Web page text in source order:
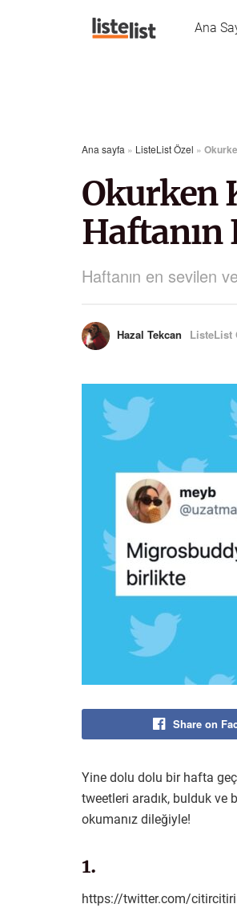
Ana
Ana sayfa » ListeList Özel »
Okurken
Haftanın
Haftanın en sevilen
Hazal Tekcan ListeList
Share on
Yine dolu dolu bir hafta
tweetleri aradık, bulduk ve
okumanız dileğiyle!
1.
https://twitter.com/